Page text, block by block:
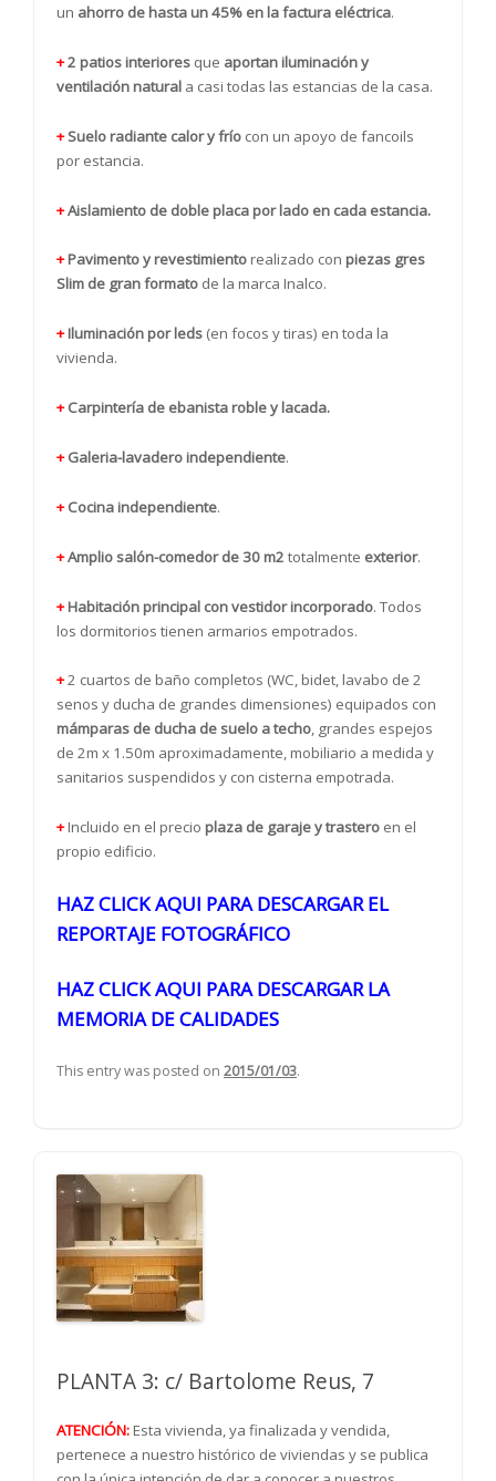
un ahorro de hasta un 45% en la factura eléctrica.
+2 patios interiores que aportan iluminación y
ventilación natural a casi todas las estancias de la casa.
+Suelo radiante calor y frío con un apoyo de fancoils
por estancia.
+Aislamiento de doble placa por lado en cada estancia.
+Pavimento y revestimientorealizado con piezas gres
Slim de gran formato de la marca Inalco.
+Iluminación por leds (en focos y tiras) en toda la
vivienda.
+ Carpintería de ebanista roble y lacada.
+ Galeria-lavadero independiente.
+ Cocina independiente.
+Amplio salón-comedor de 30 m2 totalmente exterior.
+Habitación principal con vestidor incorporado. Todos
los dormitorios tienen armarios empotrados.
+2 cuartos de baño completos (WC, bidet, lavabo de 2
senos y ducha de grandes dimensiones) equipados con
mámparas de ducha de suelo a techo, grandes espejos
de 2m x 1.50m aproximadamente, mobiliario a medida y
sanitarios suspendidos y con cisterna empotrada.
+Incluido en el precio plaza de garaje y trastero en el
propio edificio.
HAZ CLICK AQUI PARA DESCARGAR EL
REPORTAJE FOTOGRÁFICO
HAZ CLICK AQUI PARA DESCARGAR LA
MEMORIA DE CALIDADES
This entry was posted on 2015/01/03.
PLANTA 3: c/ Bartolome Reus, 7
ATENCIÓN:Esta vivienda, ya finalizada y vendida,
pertenece a nuestro histórico de viviendas y se publica